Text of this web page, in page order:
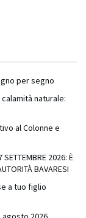
per segno
naturale:
al Colonne e
SETTEMBRE 2026: È
BAVARESI
a tuo figlio